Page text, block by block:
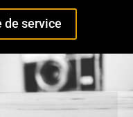
de service